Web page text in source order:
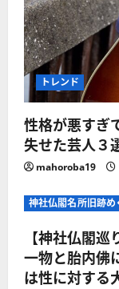
トレンド
性格が悪すぎ
失せた芸人３
mahoroba19
神社仏閣名所旧跡め
【神社仏閣
一物と胎内佛
は性に対する